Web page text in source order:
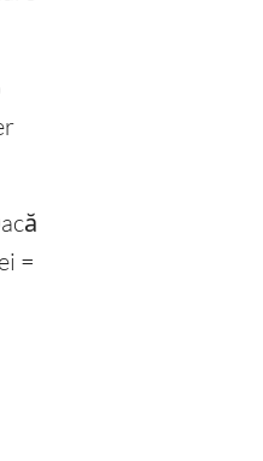
=